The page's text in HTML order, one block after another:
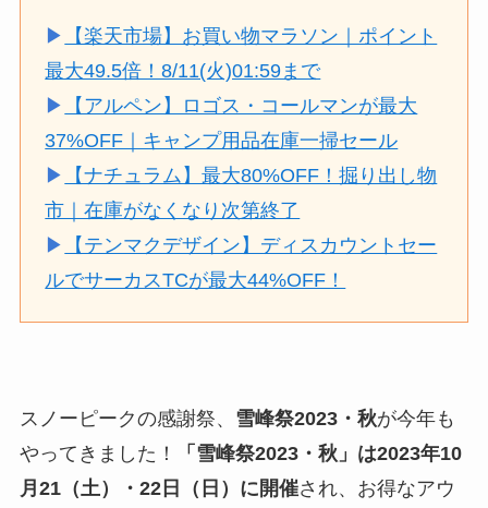
▶
【楽天市場】お買い物マラソン｜ポイント
最大49.5倍！8/11(火)01:59まで
▶
【アルペン】ロゴス・コールマンが最大
37%OFF｜キャンプ用品在庫一掃セール
▶
【ナチュラム】最大80%OFF！掘り出し物
市｜在庫がなくなり次第終了
▶
【テンマクデザイン】ディスカウントセー
ルでサーカスTCが最大44%OFF！
スノーピークの感謝祭、 雪峰祭2023・秋が今年も
やってきました！
「雪峰祭2023・秋」は2023年10
月21（土）・22日（日）に開催され、お得なアウ